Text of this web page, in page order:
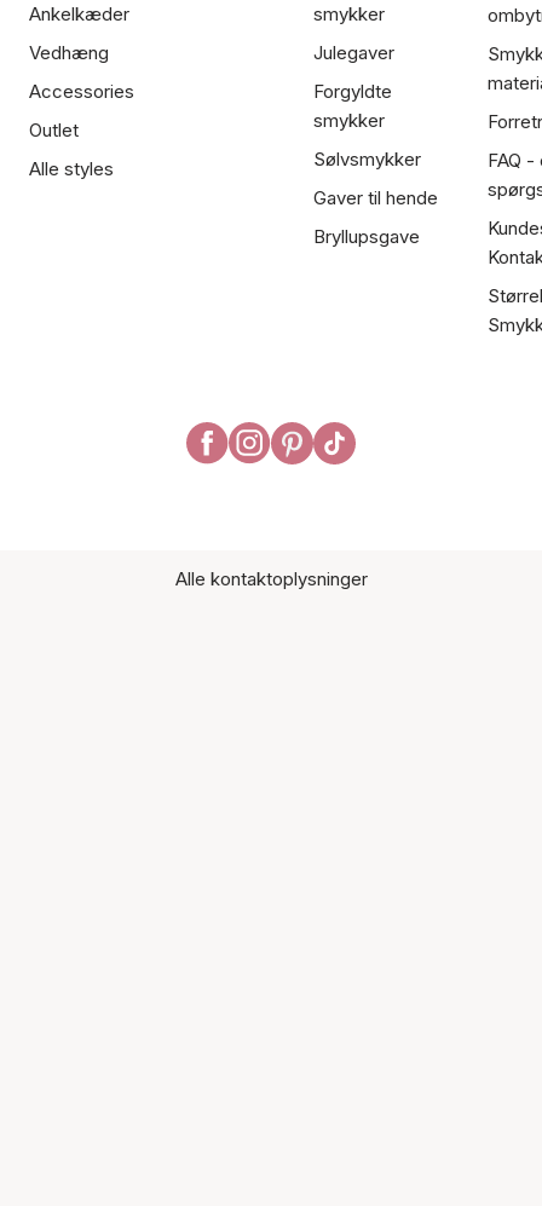
Ankelkæder
Vedhæng
Accessories
Outlet
Alle styles
smykker
Julegaver
Forgyldte
smykker
Sølvsmykker
Gaver til hende
Bryllupsgave
FAQ
Alle kontaktoplysninger